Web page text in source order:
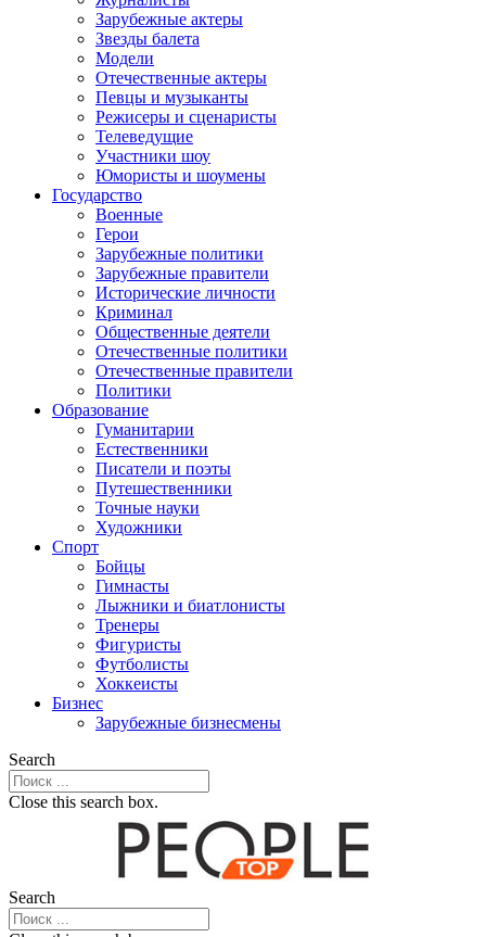
Зарубежные актеры
Звезды балета
Модели
Отечественные актеры
Певцы и музыканты
Режисеры и сценаристы
Телеведущие
Участники шоу
Юмористы и шоумены
Государство
Военные
Герои
Зарубежные политики
Зарубежные правители
Исторические личности
Криминал
Общественные деятели
Отечественные политики
Отечественные правители
Политики
Образование
Гуманитарии
Естественники
Писатели и поэты
Путешественники
Точные науки
Художники
Спорт
Бойцы
Гимнасты
Лыжники и биатлонисты
Тренеры
Фигуристы
Футболисты
Хоккеисты
Бизнес
Зарубежные бизнесмены
Search
Close this search box.
Search